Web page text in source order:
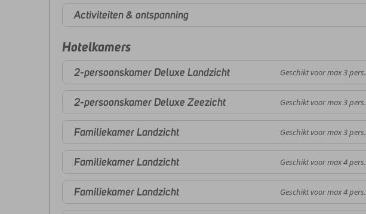
Activiteiten & ontspanning
Hotelkamers
2-persoonskamer Deluxe Landzicht Geschikt voor max 3 pers.
2-persoonskamer Deluxe Zeezicht Geschikt voor max 3 pers.
Familiekamer Landzicht Geschikt voor max 3 pers.
Familiekamer Landzicht Geschikt voor max 4 pers.
Familiekamer Landzicht Geschikt voor max 4 pers.